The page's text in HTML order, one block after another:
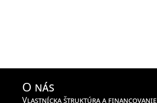
O nás
Vlastnícka štruktúra a financovanie